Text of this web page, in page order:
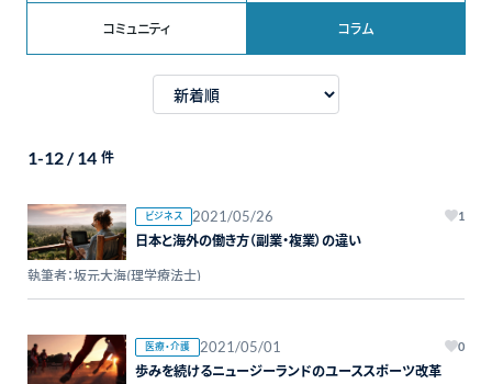
コミュニティ コラム
1-12 / 14 件
ビジネス 2021/05/26 1
日本と海外の働き方（副業・複業）の違い
執筆者：坂元大海(理学療法士)
医療・介護 2021/05/01 0
歩みを続けるニュージーランドのユーススポーツ改革